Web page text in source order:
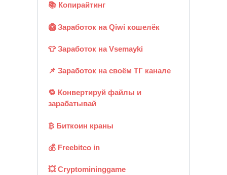
📚 Копирайтинг
🥝 Заработок на Qiwi кошелёк
👕 Заработок на Vsemayki
📌 Заработок на своём ТГ канале
🔁 Конвертируй файлы и
зарабатывай
₿ Биткоин краны
💰 Freebitco in
💥 Cryptomininggame